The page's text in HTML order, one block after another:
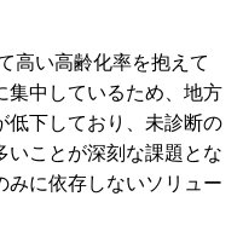
高い高齢化率を抱えて
中しているため、 地方
下しており、 未診断の
いことが深刻な課題とな
みに依存しないソリュー